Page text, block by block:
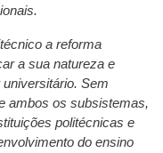
a reforma
a sua natureza e
Sem
ambos os subsistemas,
politécnicas e
do ensino